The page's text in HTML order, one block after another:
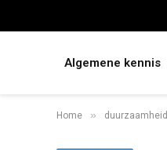
Algemene kennis
Home » duurzaamheid